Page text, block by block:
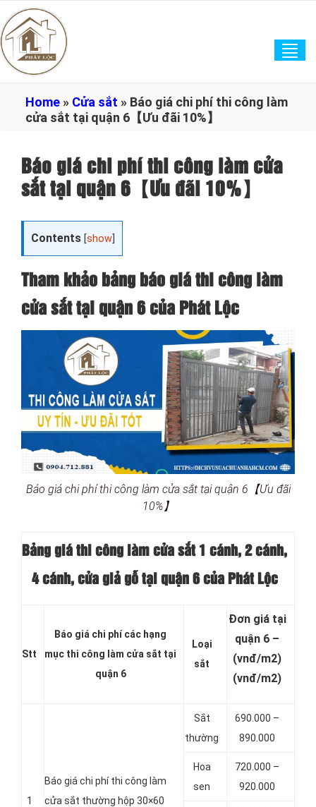
Home » Cửa sắt » Báo giá chi phí thi công làm
cửa sắt tại quận 6【Ưu đãi 10%】
Báo giá chi phí thi công làm cửa
sắt tại quận 6【Ưu đãi 10%】
Contents [show
Tham khảo bảng báo giá thi công làm
cửa sắt tại quận 6 của Phát Lộc
Báo giá chi phí thi công làm cửa sắt tại quận 6【Ưu đãi
10%】
Bảng giá thi công làm cửa sắt 1 cánh, 2 cánh,
4 cánh, cửa giả gỗ tại quận 6 của Phát Lộc
Stt
Báo giá chi phí các hạng
mục thi công làm cửa sắt tại
quận 6
Loại
sắt
Đơn giá tại
quận 6 –
(vnđ/m2)
(vnđ/m2)
1
Báo giá chi phí thi công làm
cửa sắt thường hộp 30×60
Sắt
thường
690.000 –
890.000
Hoa
sen
720.000 –
920.000